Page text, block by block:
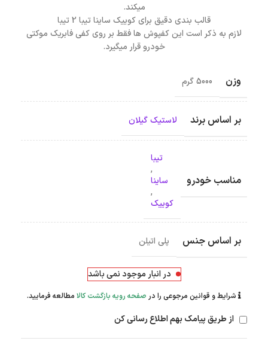
میکند.
قالب بندی دقیق برای کوییک ساینا تیبا 2 تیبا
لازم به ذکر است این کفپوش ها فقط بر روی کفی فابریک موکتی
خودرو قرار میگیرد.
وزن 5000 گرم
بر اساس برند لاستیک گیلان
مناسب خودرو
تیبا
,
ساینا
,
کوییک
بر اساس جنس پلی اتیلن
در انبار موجود نمی باشد
شرایط و قوانین مرجوعی را در صفحه رویه بازگشت کالا مطالعه فرمایید.
از طریق پیامک بهم اطلاع رسانی کن